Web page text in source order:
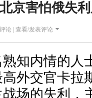
京害怕俄失
论 | 查看/发表评论
熟知内情的人
外交官卡拉
场的失利，